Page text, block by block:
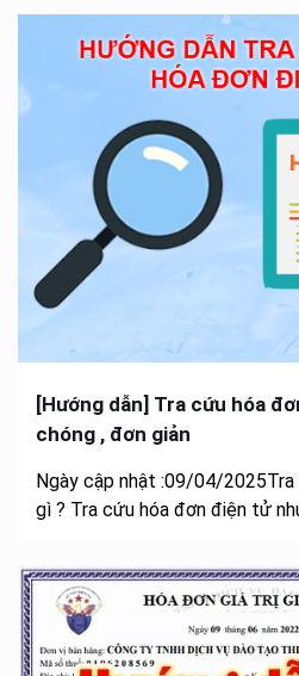
[Hướng dẫn] Tra cứu hóa
chóng , đơn giản
Ngày cập nhật :09/04/
gì ? Tra cứu hóa đơn điện tử